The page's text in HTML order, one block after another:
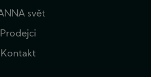
svět
Prodejci
Kontakt